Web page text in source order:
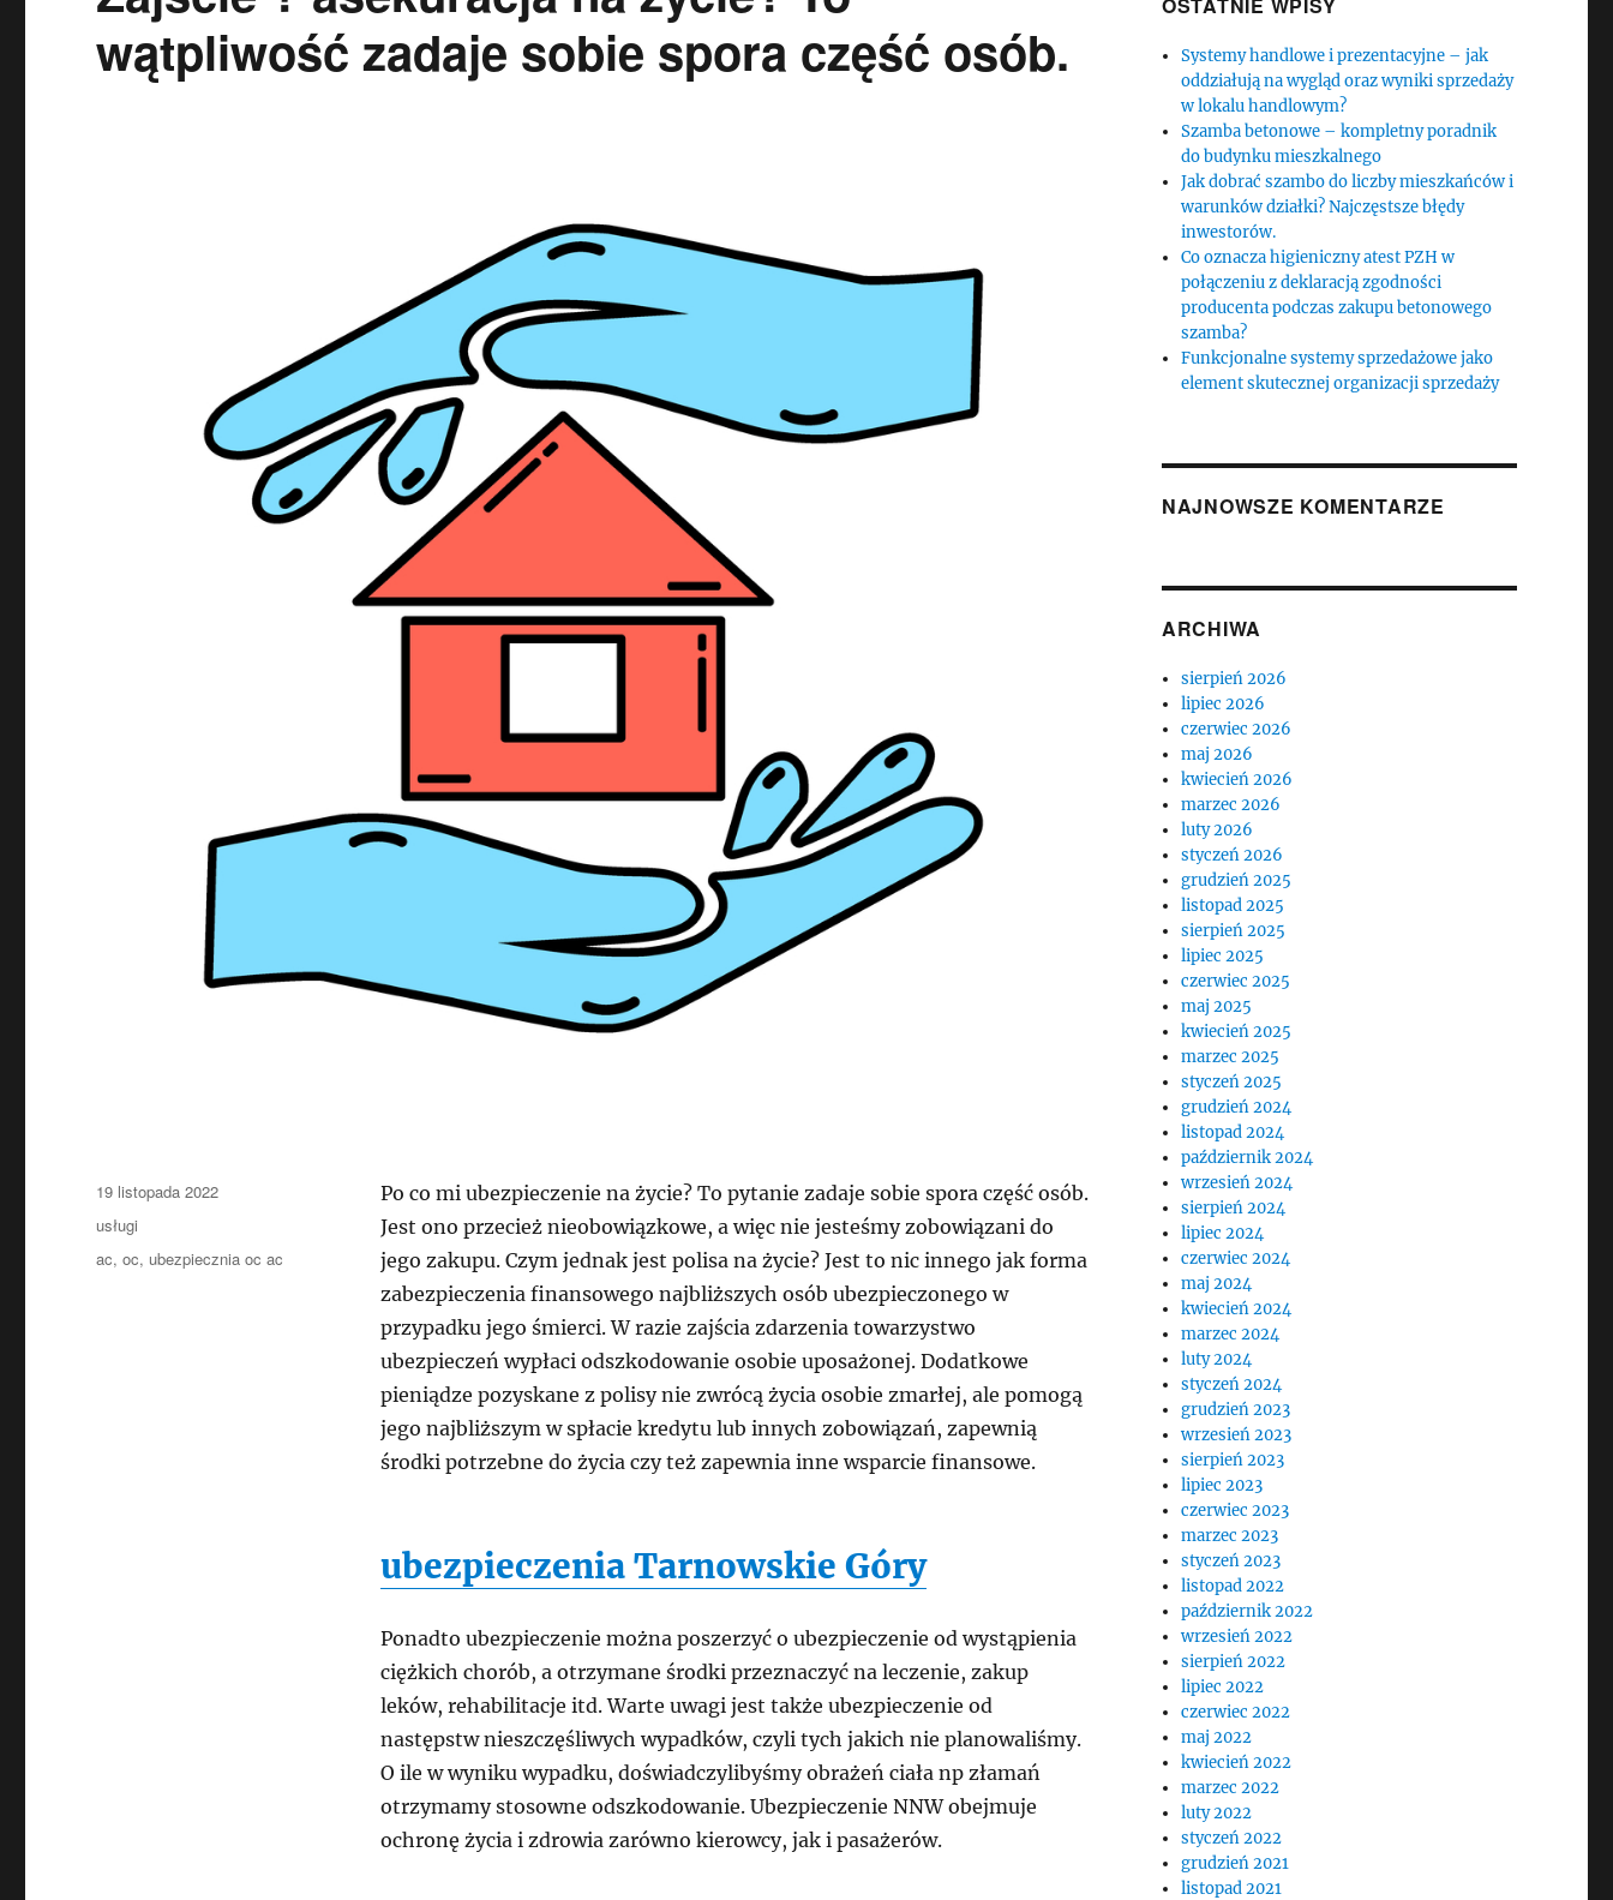
wątpliwość zadaje sobie spora część osób.
Po co mi ubezpieczenie na życie? To pytanie zadaje sobie spora część osób.
Jest ono przecież nieobowiązkowe, a więc nie jesteśmy zobowiązani do
jego zakupu. Czym jednak jest polisa na życie? Jest to nic innego jak forma
zabezpieczenia finansowego najbliższych osób ubezpieczonego w
przypadku jego śmierci. W razie zajścia zdarzenia towarzystwo
ubezpieczeń wypłaci odszkodowanie osobie uposażonej. Dodatkowe
pieniądze pozyskane z polisy nie zwrócą życia osobie zmarłej, ale pomogą
jego najbliższym w spłacie kredytu lub innych zobowiązań, zapewnią
środki potrzebne do życia czy też zapewnia inne wsparcie finansowe.
ubezpieczenia Tarnowskie Góry
Ponadto ubezpieczenie można poszerzyć o ubezpieczenie od wystąpienia
ciężkich chorób, a otrzymane środki przeznaczyć na leczenie, zakup
leków, rehabilitacje itd. Warte uwagi jest także ubezpieczenie od
następstw nieszczęśliwych wypadków, czyli tych jakich nie planowaliśmy.
O ile w wyniku wypadku, doświadczylibyśmy obrażeń ciała np złamań
otrzymamy stosowne odszkodowanie. Ubezpieczenie NNW obejmuje
ochronę życia i zdrowia zarówno kierowcy, jak i pasażerów.
Data
publikacji
19 listopada 2022
Kategorie
usługi
Tagi
ac,oc, ubezpiecznia oc ac
Systemy handlowe i prezentacyjne – jak
oddziałują na wygląd oraz wyniki sprzedaży
w lokalu handlowym?
Szamba betonowe – kompletny poradnik
do budynku mieszkalnego
Jak dobrać szambo do liczby mieszkańców i
warunków działki? Najczęstsze błędy
inwestorów.
Co oznacza higieniczny atest PZH w
połączeniu z deklaracją zgodności
producenta podczas zakupu betonowego
szamba?
Funkcjonalne systemy sprzedażowe jako
element skutecznej organizacji sprzedaży
NAJNOWSZE KOMENTARZE
ARCHIWA
sierpień 2026
lipiec 2026
czerwiec 2026
maj 2026
kwiecień 2026
marzec 2026
luty 2026
styczeń 2026
grudzień 2025
listopad 2025
sierpień 2025
lipiec 2025
czerwiec 2025
maj 2025
kwiecień 2025
marzec 2025
styczeń 2025
grudzień 2024
listopad 2024
październik 2024
wrzesień 2024
sierpień 2024
lipiec 2024
czerwiec 2024
maj 2024
kwiecień 2024
marzec 2024
luty 2024
styczeń 2024
grudzień 2023
wrzesień 2023
sierpień 2023
lipiec 2023
czerwiec 2023
marzec 2023
styczeń 2023
listopad 2022
październik 2022
wrzesień 2022
sierpień 2022
lipiec 2022
czerwiec 2022
maj 2022
kwiecień 2022
marzec 2022
luty 2022
styczeń 2022
grudzień 2021
listopad 2021